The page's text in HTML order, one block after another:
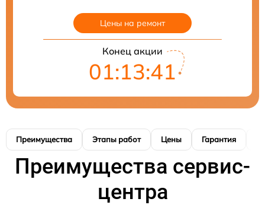
Цены на ремонт
Конец акции
01:13:40
Преимущества Этапы работ Цены Гарантия
Преимущества сервис-
центра